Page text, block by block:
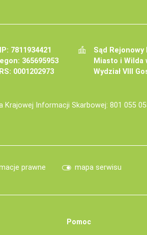
7811934421
365695953
0001202973
Sąd Rejonowy
Miasto i Wilda
Wydział VIII
Krajowej Informacji Skarbowej: 801 055
prawne mapa serwisu
Pomoc